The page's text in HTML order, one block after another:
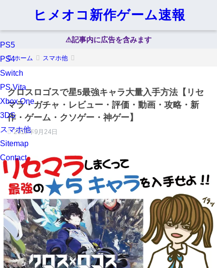
ヒメオコ新作ゲーム速報
PS5
PS4
Switch
PS Vita
Xbox One
3DS
スマホ他
Sitemap
Contact
⚠︎記事内に広告を含みます
ホーム スマホ他
クロスロゴスで星5最強キャラ大量入手方法【リセ
マラ・ガチャ・レビュー・評価・動画・攻略・新
作・ゲーム・クソゲー・神ゲー】
2019年9月24日